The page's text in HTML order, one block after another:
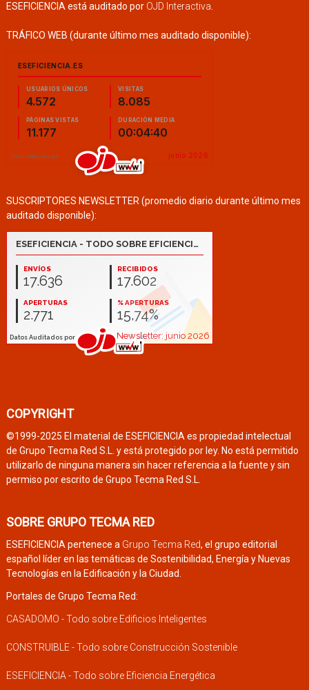
ESEFICIENCIA está auditado por OJD Interactiva
TRÁFICO WEB (durante último mes auditado disponible):
SUSCRIPTORES NEWSLETTER (promedio diario durante último mes
auditado disponible):
COPYRIGHT
©1999-2025 El material de ESEFICIENCIA es propiedad intelectual
de Grupo Tecma Red S.L. y está protegido por ley. No está permitido
utilizarlo de ninguna manera sin hacer referencia a la fuente y sin
permiso por escrito de Grupo Tecma Red S.L.
SOBRE GRUPO TECMA RED
ESEFICIENCIA pertenece a Grupo Tecma Red, el grupo editorial
español líder en las temáticas de Sostenibilidad, Energía y Nuevas
Tecnologías en la Edificación y la Ciudad.
Portales de Grupo Tecma Red:
CASADOMO - Todo sobre Edificios Inteligentes
CONSTRUIBLE - Todo sobre Construcción Sostenible
ESEFICIENCIA - Todo sobre Eficiencia Energética